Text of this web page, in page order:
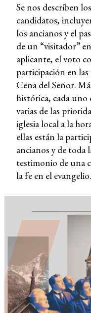
Se nos describen
candidatos,
los ancianos y el
de un “visitador”
aplicante, el voto
participación en
Cena del Señor.
histórica, cada uno
varias de las
iglesia local a la
ellas están la
ancianos y de toda
testimonio de una
la fe en el evangelio.